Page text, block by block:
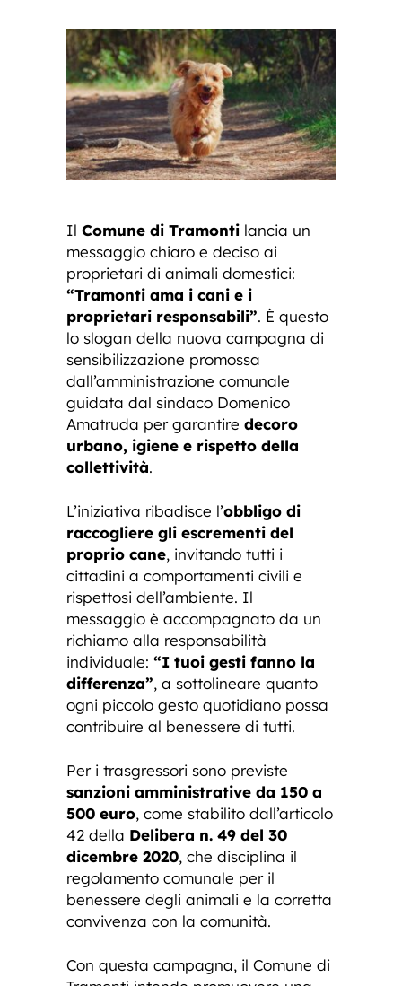
Il Comune di Tramonti lancia un
messaggio chiaro e deciso ai
proprietari di animali domestici:
“Tramonti ama i cani e i
proprietari responsabili”. È questo
lo slogan della nuova campagna di
sensibilizzazione promossa
dall’amministrazione comunale
guidata dal sindaco Domenico
Amatruda per garantire decoro
urbano, igiene e rispetto della
collettività.
L’iniziativa ribadisce l’obbligo di
raccogliere gli escrementi del
proprio cane, invitando tutti i
cittadini a comportamenti civili e
rispettosi dell’ambiente. Il
messaggio è accompagnato da un
richiamo alla responsabilità
individuale: “I tuoi gesti fanno la
differenza”, a sottolineare quanto
ogni piccolo gesto quotidiano possa
contribuire al benessere di tutti.
Per i trasgressori sono previste
sanzioni amministrative da 150 a
500 euro, come stabilito dall’articolo
42 della Delibera n. 49 del 30
dicembre 2020, che disciplina il
regolamento comunale per il
benessere degli animali e la corretta
convivenza con la comunità.
Con questa campagna, il Comune di